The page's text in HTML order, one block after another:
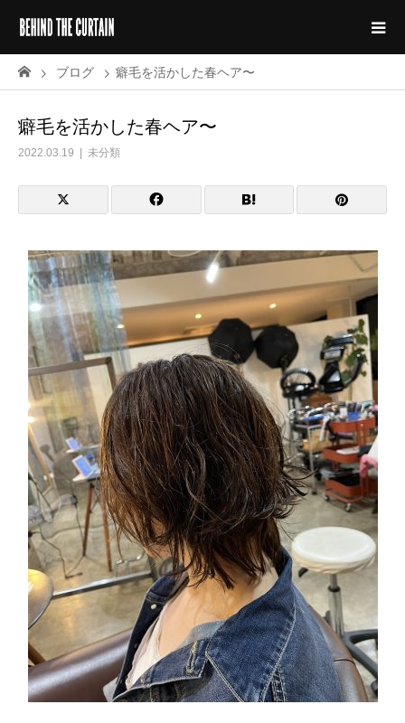
ブログ 癖毛を活かした春ヘア〜
癖毛を活かした春ヘア〜
2022.03.19 未分類